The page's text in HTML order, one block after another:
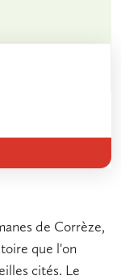
de Corrèze,
que l'on
cités. Le